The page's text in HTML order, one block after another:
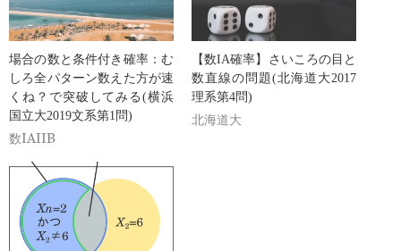
場合の数と条件付き確率：む
しろ全パターン数えた方が速
くね？で突破してみる(横浜
国立大2019文系第1問)
数IAIIB
【数IA確率】さいころの目と
数直線の問題(北海道大2017
理系第4問)
北海道大